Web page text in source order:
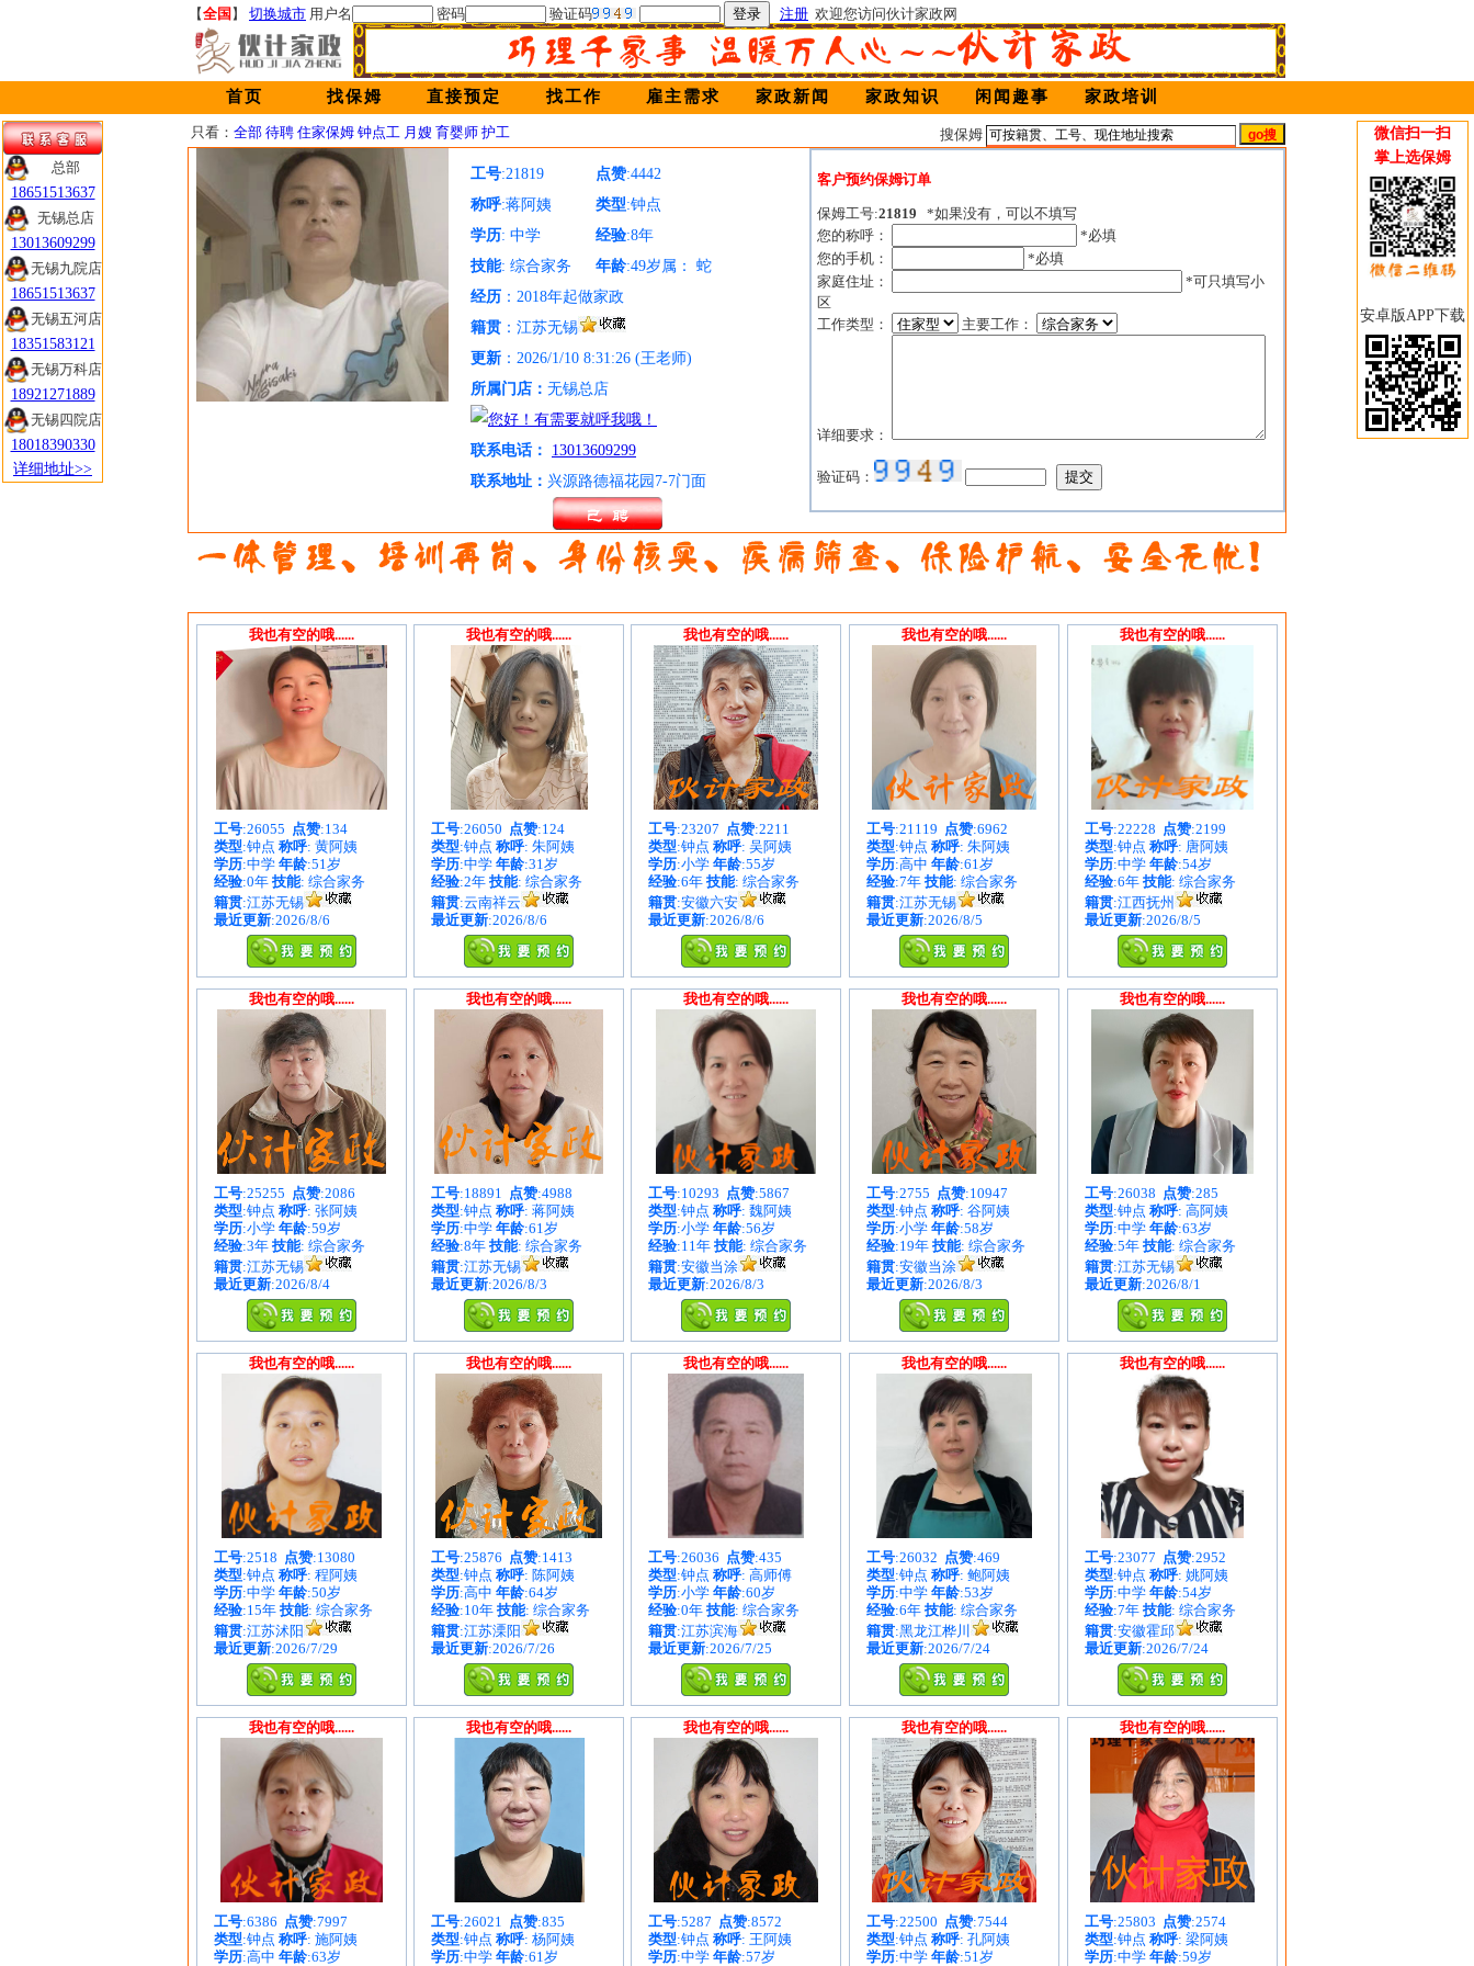
【全国 】 切换城市 用户名 密码 验证码 注册 欢迎您访问伙计家政网
首页 找保姆 直接预定 找工作 雇主需求 家政新闻 家政知识 闲闻趣事 家政培训
只看： 全部 待聘 住家保姆 钟点工 月嫂 育婴师 护工 搜保姆
工号:21819 点赞:4442
称呼:蒋阿姨 类型:钟点
学历: 中学 经验:8年
技能: 综合家务 年龄:49岁属： 蛇
经历 ：2018年起做家政
籍贯 ：江苏无锡
更新 ：2026/1/10 8:31:26 (王老师)
所属门店： 无锡总店
联系电话：
13013609299
联系地址： 兴源路德福花园7-7门面
客户预约保姆订单
保姆工号:21819
*如果没有，可以不填写
您的称呼：
*必填
您的手机：
*必填
家庭住址：
*可只填写小
区
工作类型：
主要工作：
详细要求：
验证码：
我也有空的哦......
工号:26055 点赞:134
类型:钟点 称呼: 黄阿姨
学历:中学 年龄:51岁
经验:0年 技能: 综合家务
籍贯:江苏无锡
最近更新:2026/8/6
我也有空的哦......
工号:26050 点赞:124
类型:钟点 称呼: 朱阿姨
学历:中学 年龄:31岁
经验:2年 技能: 综合家务
籍贯:云南祥云
最近更新:2026/8/6
我也有空的哦......
工号:23207 点赞:2211
类型:钟点 称呼: 吴阿姨
学历:小学 年龄:55岁
经验:6年 技能: 综合家务
籍贯:安徽六安
最近更新:2026/8/6
我也有空的哦......
工号:21119 点赞:6962
类型:钟点 称呼: 朱阿姨
学历:高中 年龄:61岁
经验:7年 技能: 综合家务
籍贯:江苏无锡
最近更新:2026/8/5
我也有空的哦......
工号:22228 点赞:2199
类型:钟点 称呼: 唐阿姨
学历:中学 年龄:54岁
经验:6年 技能: 综合家务
籍贯:江西抚州
最近更新:2026/8/5
我也有空的哦......
工号:25255 点赞:2086
类型:钟点 称呼: 张阿姨
学历:小学 年龄:59岁
经验:3年 技能: 综合家务
籍贯:江苏无锡
最近更新:2026/8/4
我也有空的哦......
工号:18891 点赞:4988
类型:钟点 称呼: 蒋阿姨
学历:中学 年龄:61岁
经验:8年 技能: 综合家务
籍贯:江苏无锡
最近更新:2026/8/3
我也有空的哦......
工号:10293 点赞:5867
类型:钟点 称呼: 魏阿姨
学历:小学 年龄:56岁
经验:11年 技能: 综合家务
籍贯:安徽当涂
最近更新:2026/8/3
我也有空的哦......
工号:2755 点赞:10947
类型:钟点 称呼: 谷阿姨
学历:小学 年龄:58岁
经验:19年 技能: 综合家务
籍贯:安徽当涂
最近更新:2026/8/3
我也有空的哦......
工号:26038 点赞:285
类型:钟点 称呼: 高阿姨
学历:中学 年龄:63岁
经验:5年 技能: 综合家务
籍贯:江苏无锡
最近更新:2026/8/1
我也有空的哦......
工号:2518 点赞:13080
类型:钟点 称呼: 程阿姨
学历:中学 年龄:50岁
经验:15年 技能: 综合家务
籍贯:江苏沭阳
最近更新:2026/7/29
我也有空的哦......
工号:25876 点赞:1413
类型:钟点 称呼: 陈阿姨
学历:高中 年龄:64岁
经验:10年 技能: 综合家务
籍贯:江苏溧阳
最近更新:2026/7/26
我也有空的哦......
工号:26036 点赞:435
类型:钟点 称呼: 高师傅
学历:小学 年龄:60岁
经验:0年 技能: 综合家务
籍贯:江苏滨海
最近更新:2026/7/25
我也有空的哦......
工号:26032 点赞:469
类型:钟点 称呼: 鲍阿姨
学历:中学 年龄:53岁
经验:6年 技能: 综合家务
籍贯:黑龙江桦川
最近更新:2026/7/24
我也有空的哦......
工号:23077 点赞:2952
类型:钟点 称呼: 姚阿姨
学历:中学 年龄:54岁
经验:7年 技能: 综合家务
籍贯:安徽霍邱
最近更新:2026/7/24
我也有空的哦......
工号:6386 点赞:7997
类型:钟点 称呼: 施阿姨
学历:高中 年龄:63岁
我也有空的哦......
工号:26021 点赞:835
类型:钟点 称呼: 杨阿姨
学历:中学 年龄:61岁
我也有空的哦......
工号:5287 点赞:8572
类型:钟点 称呼: 王阿姨
学历:中学 年龄:57岁
我也有空的哦......
工号:22500 点赞:7544
类型:钟点 称呼: 孔阿姨
学历:中学 年龄:51岁
我也有空的哦......
工号:25803 点赞:2574
类型:钟点 称呼: 梁阿姨
学历:中学 年龄:59岁
总部
18651513637
无锡总店
13013609299
无锡九院店
18651513637
无锡五河店
18351583121
无锡万科店
18921271889
无锡四院店
18018390330
详细地址>>
微信扫一扫
掌上选保姆
安卓版APP下载